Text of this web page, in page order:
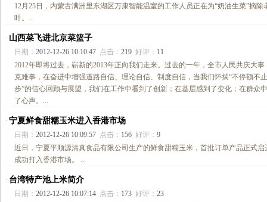
12月25日，内蒙古满洲里东湖区万康智能温室的工作人员正在为“奶油生菜”摘除
叶。...
· 山西菜飞进北京菜篮子
日期： 2012-12-26 10:10:47 点击： 219 好评： 11
2012年即将过去，崭新的2013年正向我们走来。过去的一年，全市人民共庆大事
克难事，在奋进中增强道路自信、理论自信、制度自信，当我们怀揣“不停顿不止
步”的信心回顾与展望，我们在工作中看到了创新；在基层感到了变化；在群众
了心声。...
· 宁夏鲜食甜糯玉米进入香港市场
日期： 2012-12-26 10:09:57 点击： 156 好评： 9
近日，宁夏平顺源清真食品有限公司生产的鲜食甜糯玉米，首批订单产品正式启
成功打入香港市场。 ...
· 台湾特产池上米简介
日期： 2012-12-26 10:07:14 点击： 173 好评： 23